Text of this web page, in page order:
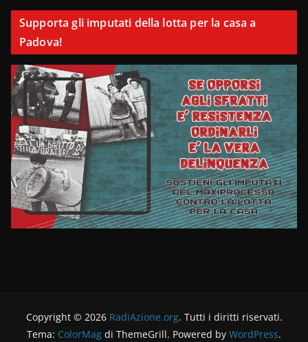
Supporta gli imputati della lotta per la casa a
Padova!
Copyright © 2026 RadiAzione.org. Tutti i diritti riservati.
Tema: ColorMag di ThemeGrill. Powered by WordPress.